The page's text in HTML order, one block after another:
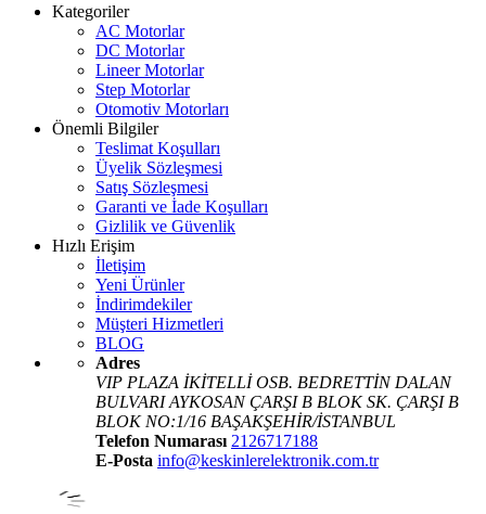
Kategoriler
AC Motorlar
DC Motorlar
Lineer Motorlar
Step Motorlar
Otomotiv Motorları
Önemli Bilgiler
Teslimat Koşulları
Üyelik Sözleşmesi
Satış Sözleşmesi
Garanti ve İade Koşulları
Gizlilik ve Güvenlik
Hızlı Erişim
İletişim
Yeni Ürünler
İndirimdekiler
Müşteri Hizmetleri
BLOG
Adres
VIP PLAZA İKİTELLİ OSB. BEDRETTİN DALAN
BULVARI AYKOSAN ÇARŞI B BLOK SK. ÇARŞI B
BLOK NO:1/16 BAŞAKŞEHİR/İSTANBUL
Telefon Numarası 2126717188
E-Posta info@keskinlerelektronik.com.tr